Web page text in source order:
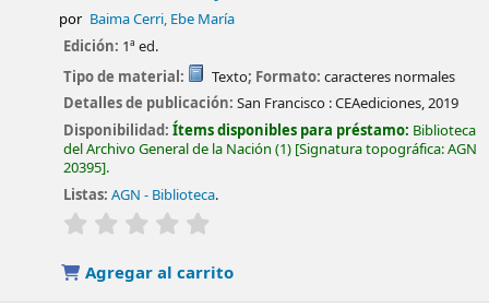
por Baima Cerri, Ebe María
Edición: 1ª ed.
Tipo de material:
Texto; Formato: caracteres normales
Detalles de publicación:San Francisco :CEAediciones,2019
Disponibilidad:Ítems disponibles para préstamo: Biblioteca
del Archivo General de la Nación (1) Signatura topográfica:AGN
20395 .
Listas: AGN - Biblioteca.
valoración
Agregar al carrito